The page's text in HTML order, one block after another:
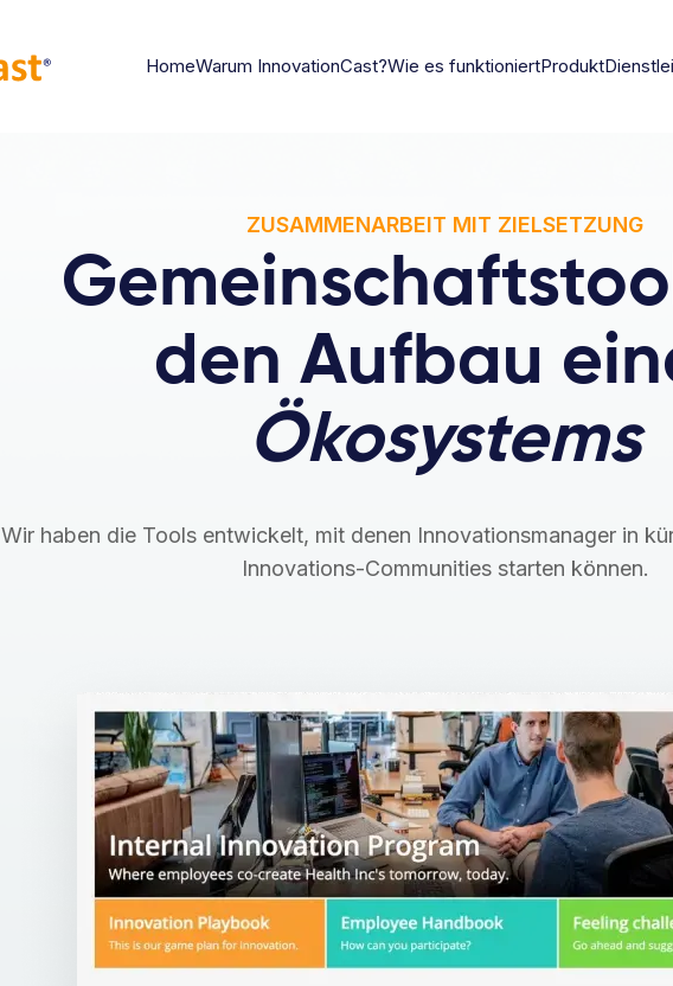
HomeWarum InnovationCast?Wie es funktioniertProdukt
ZUSAMMENARBEIT MIT ZIELSETZUNG
den Aufbau
Ökosystems
Wir haben die Tools entwickelt, mit denen Innovationsmanager in
Innovations-Communities starten können.